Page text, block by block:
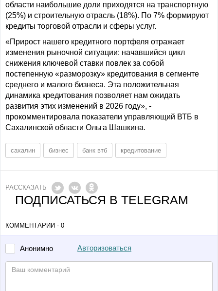
области наибольшие доли приходятся на транспортную
(25%) и строительную отрасль (18%). По 7% формируют
кредиты торговой отрасли и сферы услуг.
«Прирост нашего кредитного портфеля отражает
изменения рыночной ситуации: начавшийся цикл
снижения ключевой ставки повлек за собой
постепенную «разморозку» кредитования в сегменте
среднего и малого бизнеса. Эта положительная
динамика кредитования позволяет нам ожидать
развития этих изменений в 2026 году», -
прокомментировала показатели управляющий ВТБ в
Сахалинской области Ольга Шашкина.
сахалин бизнес банк втб кредитование
РАССКАЗАТЬ
ПОДПИСАТЬСЯ В TELEGRAM
КОММЕНТАРИИ - 0
Анонимно Авторизоваться